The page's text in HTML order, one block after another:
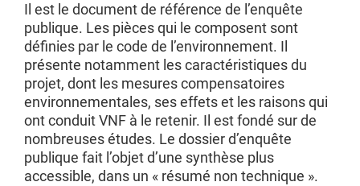
Il est le document de référence de l’enquête
publique. Les pièces qui le composent sont
définies par le code de l’environnement. Il
présente notamment les caractéristiques du
projet, dont les mesures compensatoires
environnementales, ses effets et les raisons qui
ont conduit VNF à le retenir. Il est fondé sur de
nombreuses études. Le dossier d’enquête
publique fait l’objet d’une synthèse plus
accessible, dans un « résumé non technique ».